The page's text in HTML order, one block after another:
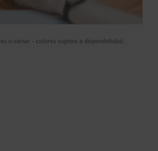
o variar – colores sujetos a disponibilidad.